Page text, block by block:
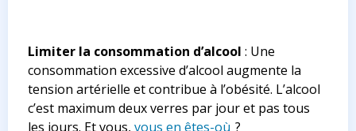
Limiter la consommation d’alcool : Une
consommation excessive d’alcool augmente la
tension artérielle et contribue à l’obésité. L’alcool
c’est maximum deux verres par jour et pas tous
les jours. Et vous, vous en êtes-où ?